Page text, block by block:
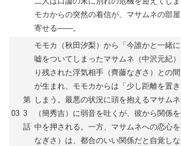
モカからの突然の着信が、マサムネの部
寄せる――。
03
第
3
話
モモカ（秋田汐梨）から「今誰かと一緒に
嘘をついてしまったマサムネ（中沢元紀
り残された浮気相手（齊藤なぎさ）との
が生まれ、モモカからは「少し距離を置
しまう。最悪の状況に頭を抱えるマサム
（簡秀吉）に弱音を吐くが、彼から関係
中を押される。一方、マサムネへの恋心
なぎさ）は、都合のいい関係だと自覚し